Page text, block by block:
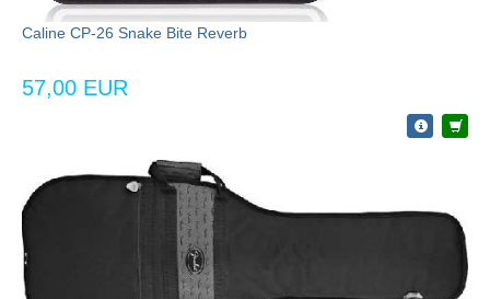
Caline CP-26 Snake Bite Reverb
57,00 EUR